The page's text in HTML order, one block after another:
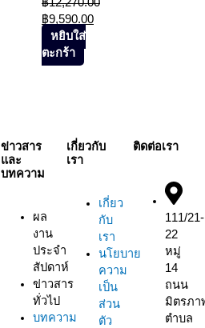
฿12,270.00
฿9,590.00
หยิบใส่
ตะกร้า
ข่าวสาร
และ
บทความ
ผล
งาน
ประจำ
สัปดาห์
ข่าวสาร
ทั่วไป
บทความ
เกี่ยวกับ
เรา
เกี่ยว
กับ
เรา
นโยบาย
ความ
เป็น
ส่วน
ตัว
ติดต่อเรา
111/21-
22
หมู่
14
ถนน
มิตรภา
ตำบล